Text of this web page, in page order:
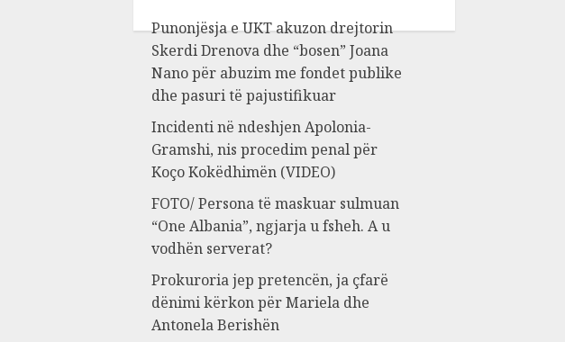
Punonjësja e UKT akuzon drejtorin
Skerdi Drenova dhe “bosen” Joana
Nano për abuzim me fondet publike
dhe pasuri të pajustifikuar
Incidenti në ndeshjen Apolonia-
Gramshi, nis procedim penal për
Koço Kokëdhimën (VIDEO)
FOTO/ Persona të maskuar sulmuan
“One Albania”, ngjarja u fsheh. A u
vodhën serverat?
Prokuroria jep pretencën, ja çfarë
dënimi kërkon për Mariela dhe
Antonela Berishën